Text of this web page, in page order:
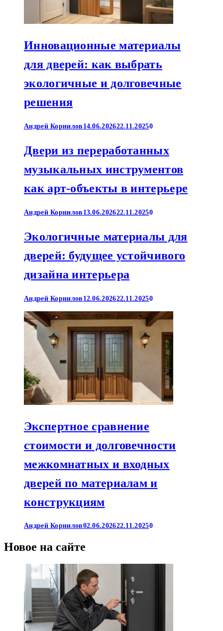
Инновационные материалы
для дверей: как выбрать
экологичные и долговечные
решения
Андрей Корнилов 14.06.202622.11.20250
Двери из переработанных
музыкальных инструментов
как арт-объекты в интерьере
Андрей Корнилов 13.06.202622.11.20250
Экологичные материалы для
дверей: будущее устойчивого
дизайна интерьера
Андрей Корнилов 12.06.202622.11.20250
Экспертное сравнение
стоимости и долговечности
межкомнатных и входных
дверей по материалам и
конструкциям
Андрей Корнилов02.06.202622.11.20250
Новое на сайте